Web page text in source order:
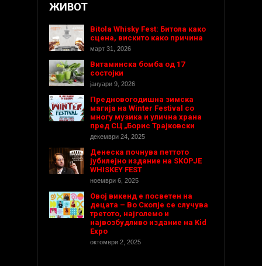
ЖИВОТ
Bitola Whisky Fest: Битола како
сцена, вискито како причина
март 31, 2026
Витаминска бомба од 17
состојки
јануари 9, 2026
Предновогодишнa зимска
магија на Winter Festival со
многу музика и улична храна
пред СЦ „Борис Трајковски
декември 24, 2025
Денеска почнува петтото
јубилејно издание на SKOPJE
WHISKEY FEST
ноември 6, 2025
Овој викенд е посветен на
децата – Во Скопје се случува
третото, најголемо и
највозбудливо издание на Kid
Expo
октомври 2, 2025